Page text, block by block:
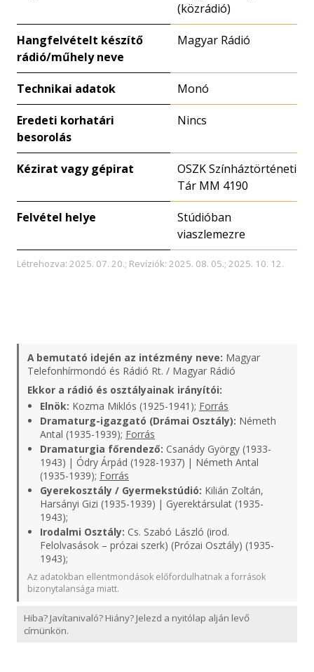
(közrádió)
Hangfelvételt készítő
rádió/műhely neve
Magyar Rádió
Technikai adatok Monó
Eredeti korhatári
besorolás
Nincs
Kézirat vagy gépirat
OSZK Színháztörténeti
Tár MM 4190
Felvétel helye
Stúdióban
viaszlemezre
Létrehozva: 2025. 07. 20.; Revíziók: 2025. 08. 05.; 2025. 10. 12.
A bemutató idején az intézmény neve: Magyar
Telefonhírmondó és Rádió Rt. / Magyar Rádió
Ekkor a rádió és osztályainak irányítói:
Elnök: Kozma Miklós (1925-1941); Forrás
Dramaturg-igazgató (Drámai Osztály): Németh
Antal (1935-1939); Forrás
Dramaturgia főrendező: Csanády György (1933-
1943) | Ódry Árpád (1928-1937) | Németh Antal
(1935-1939); Forrás
Gyerekosztály / Gyermekstúdió: Kilián Zoltán,
Harsányi Gizi (1935-1939) | Gyerektársulat (1935-
1943);
Irodalmi Osztály: Cs. Szabó László (irod.
Felolvasások – prózai szerk) (Prózai Osztály) (1935-
1943);
Az adatokban ellentmondások előfordulhatnak a források
bizonytalansága miatt.
Hiba? Javítanivaló? Hiány? Jelezd a nyitólap alján levő
címünkön.